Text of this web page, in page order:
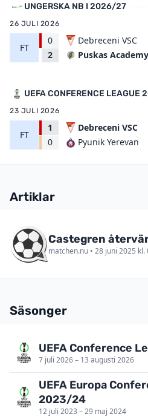
UNGERSKA NB I 2026/27
26 JULI 2026
FT
0
2
Debreceni VSC
Puskas Academy
UEFA CONFERENCE LEAGUE
23 JULI 2026
FT
1
0
Debreceni VSC
Pyunik Yerevan
Artiklar
Castegren
matchen.nu • 28 juni 2025 kl.
Säsonger
UEFA Conference
7 juli 2026 – 13 augusti 2026
UEFA Europa
2023/24
12 juli 2023 – 29 maj 2024